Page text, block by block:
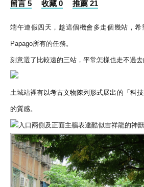
留言 5 收藏 0 推薦 21
端午連假四天，趁這個機會多走個幾站，
Papago所有的任務。
刻意選了比較遠的三站，平常怎樣也走不過去
土城站裡有以考古文物陳列形式展出的「科
的質感。
入口兩側及正面主牆表達酷似吉祥龍的神獸